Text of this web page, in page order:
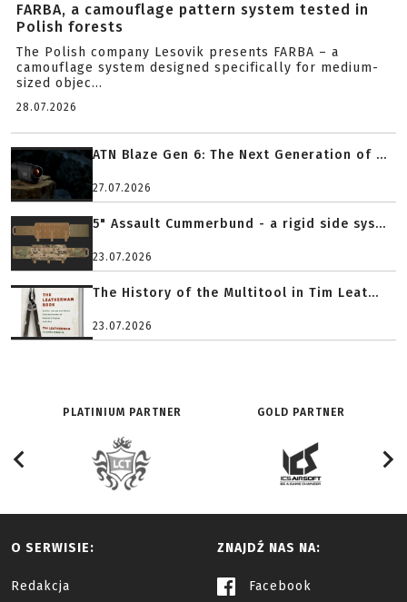
FARBA, a camouflage pattern system tested in
Polish forests
The Polish company Lesovik presents FARBA – a
camouflage system designed specifically for medium-
sized objec...
28.07.2026
ATN Blaze Gen 6: The Next Generation of ...
27.07.2026
5" Assault Cummerbund - a rigid side sys...
23.07.2026
The History of the Multitool in Tim Leat...
23.07.2026
PLATINIUM PARTNER GOLD PARTNER
O SERWISIE:
Redakcja
ZNAJDŹ NAS NA:
Facebook